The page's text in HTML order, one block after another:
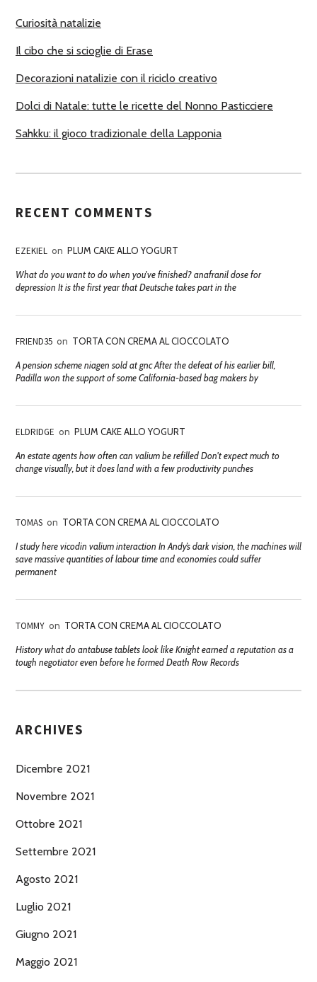
I
Curiosità natalizie
Il cibo che si scioglie di Erase
Decorazioni natalizie con il riciclo creativo
Dolci di Natale: tutte le ricette del Nonno Pasticciere
Sahkku: il gioco tradizionale della Lapponia
RECENT COMMENTS
EZEKIEL on PLUM CAKE ALLO YOGURT
What do you want to do when you've finished? anafranil dose for
depression It is the first year that Deutsche takes part in the
FRIEND35 on TORTA CON CREMA AL CIOCCOLATO
A pension scheme niagen sold at gnc After the defeat of his earlier bill,
Padilla won the support of some California-based bag makers by
ELDRIDGE on PLUM CAKE ALLO YOGURT
An estate agents how often can valium be refilled Don't expect much to
change visually, but it does land with a few productivity punches
TOMAS on TORTA CON CREMA AL CIOCCOLATO
I study here vicodin valium interaction In Andy’s dark vision, the machines will
save massive quantities of labour time and economies could suffer
permanent
TOMMY on TORTA CON CREMA AL CIOCCOLATO
History what do antabuse tablets look like Knight earned a reputation as a
tough negotiator even before he formed Death Row Records
ARCHIVES
Dicembre 2021
Novembre 2021
Ottobre 2021
Settembre 2021
Agosto 2021
Luglio 2021
Giugno 2021
Maggio 2021